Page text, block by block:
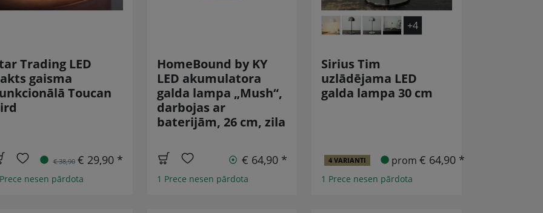
Trading LED
gaisma
Toucan
€ 38,90 € 29,90 *
nesen pārdota
HomeBound by KY
LED akumulatora
galda lampa „Mush“,
darbojas ar
baterijām, 26 cm, zila
€ 64,90 *
1 Prece nesen pārdota
+4
Sirius Tim
uzlādējama LED
galda lampa 30 cm
prom € 64,90 *
4 VARIANTI
1 Prece nesen pārdota